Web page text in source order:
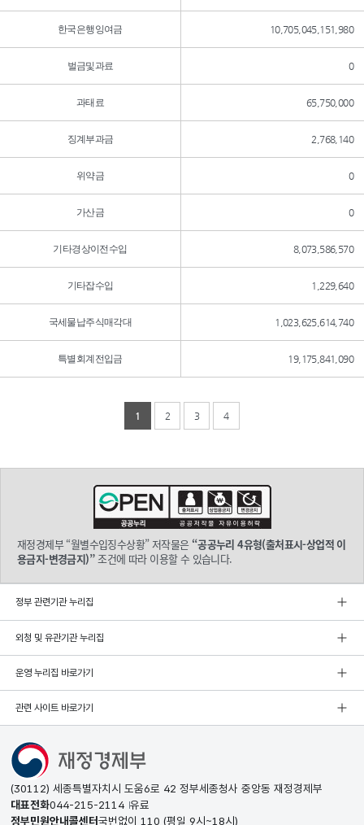
한국은행잉여금 10,705,045,151,980
벌금및과료 0
과태료 65,750,000
징계부과금 2,768,140
위약금 0
가산금 0
기타경상이전수입 8,073,586,570
기타잡수입 1,229,640
국세물납주식매각대 1,023,625,614,740
특별회계전입금 19,175,841,090
1 2 3 4
재정경제부 “월별수입징수상황” 저작물은 “공공누리 4유형(출처표시-상업적 이
용금지-변경금지)”조건에 따라 이용할 수 있습니다.
정부 관련기관 누리집
외청 및 유관기관 누리집
운영 누리집 바로가기
관련 사이트 바로가기
(30112) 세종특별자치시 도움6로 42 정부세종청사 중앙동 재정경제부
대표전화044-215-2114 유료
정부민원안내콜센터국번없이 110 (평일 9시~18시)